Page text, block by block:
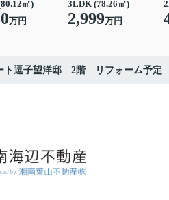
㎡)
万円
3LDK (78.26㎡)
2,999万円
ト逗子望洋邸 2階 リフォーム予定